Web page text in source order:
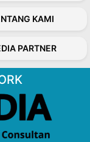
KAMI
PARTNER